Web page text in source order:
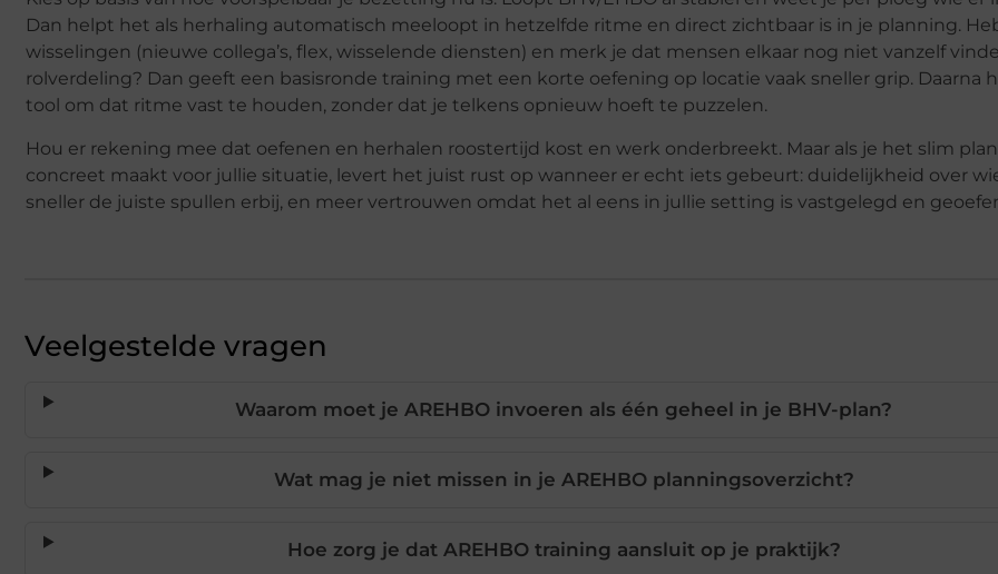
Dan helpt het als herhaling automatisch meeloopt in hetzelfde ritme en direct zichtbaar is in je planning.
wisselingen (nieuwe collega’s, flex, wisselende diensten) en merk je dat mensen elkaar nog niet vanzelf
rolverdeling? Dan geeft een basisronde training met een korte oefening op locatie vaak sneller grip. Daarna
tool om dat ritme vast te houden, zonder dat je telkens opnieuw hoeft te puzzelen.
Hou er rekening mee dat oefenen en herhalen roostertijd kost en werk onderbreekt. Maar als je het slim
concreet maakt voor jullie situatie, levert het juist rust op wanneer er echt iets gebeurt: duidelijkheid over
sneller de juiste spullen erbij, en meer vertrouwen omdat het al eens in jullie setting is vastgelegd en
Veelgestelde vragen
Waarom moet je AREHBO invoeren als één geheel in je BHV-plan?
Wat mag je niet missen in je AREHBO planningsoverzicht?
Hoe zorg je dat AREHBO training aansluit op je praktijk?